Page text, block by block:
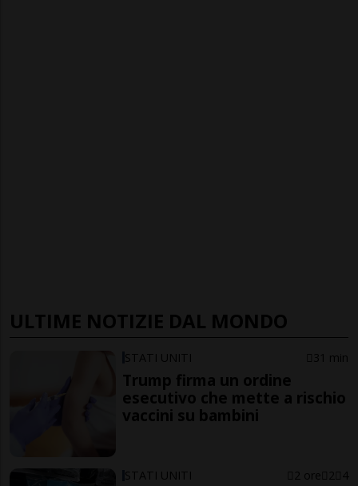
ULTIME NOTIZIE DAL MONDO
STATI UNITI 31 min
Trump firma un ordine
esecutivo che mette a rischio
vaccini su bambini
STATI UNITI 2 ore 2 4